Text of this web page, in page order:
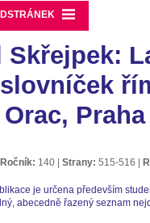
Skřejpek:
Praha
Ročník: 140 Strany: 515-516
je určena především
abecedně řazený seznam